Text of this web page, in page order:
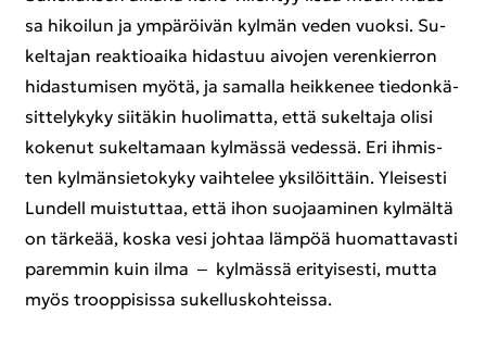
sa hi­koi­lun ja ym­pä­röi­vän kyl­män veden vuok­si. Su­
kel­ta­jan reak­tio­ai­ka hi­das­tuu ai­vo­jen ve­ren­kier­ron
hi­das­tu­mi­sen myötä, ja sa­mal­la heik­ke­nee tie­don­kä­
sit­te­ly­ky­ky sii­tä­kin huo­li­mat­ta, että su­kel­ta­ja olisi
ko­ke­nut su­kel­ta­maan kyl­mäs­sä ve­des­sä. Eri ih­mis­
ten kyl­män­sie­to­ky­ky vaih­te­lee yk­si­löit­täin. Ylei­ses­ti
Lun­dell muis­tut­taa, että ihon suo­jaa­mi­nen kyl­mäl­tä
on tär­ke­ää, koska vesi joh­taa läm­pöä huo­mat­ta­vas­ti
pa­rem­min kuin ilma ‒ kyl­mäs­sä eri­tyi­ses­ti, mutta
myös troop­pi­sis­sa su­kel­lus­koh­teis­sa.